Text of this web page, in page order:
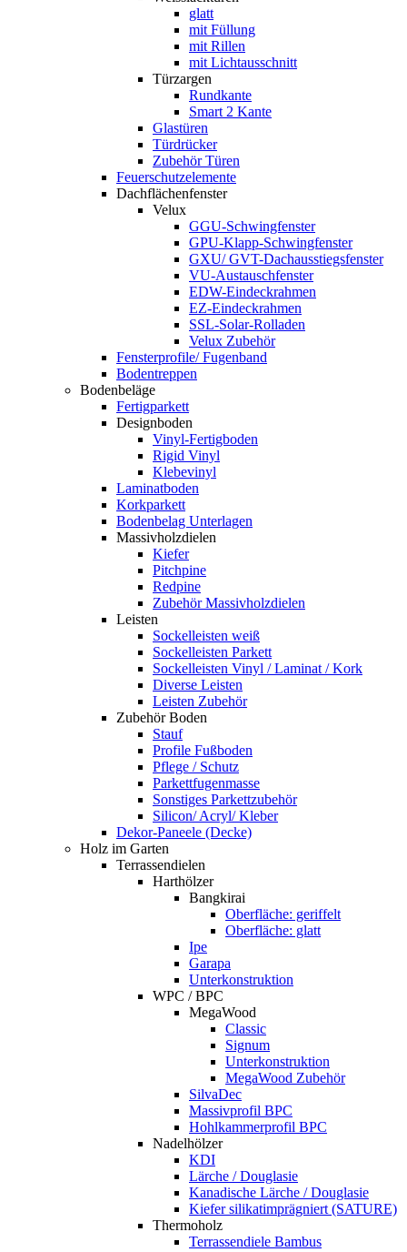
glatt
mit Füllung
mit Rillen
mit Lichtausschnitt
Türzargen
Rundkante
Smart 2 Kante
Glastüren
Türdrücker
Zubehör Türen
Feuerschutzelemente
Dachflächenfenster
Velux
GGU-Schwingfenster
GPU-Klapp-Schwingfenster
GXU/ GVT-Dachausstiegsfenster
VU-Austauschfenster
EDW-Eindeckrahmen
EZ-Eindeckrahmen
SSL-Solar-Rolladen
Velux Zubehör
Fensterprofile/ Fugenband
Bodentreppen
Bodenbeläge
Fertigparkett
Designboden
Vinyl-Fertigboden
Rigid Vinyl
Klebevinyl
Laminatboden
Korkparkett
Bodenbelag Unterlagen
Massivholzdielen
Kiefer
Pitchpine
Redpine
Zubehör Massivholzdielen
Leisten
Sockelleisten weiß
Sockelleisten Parkett
Sockelleisten Vinyl / Laminat / Kork
Diverse Leisten
Leisten Zubehör
Zubehör Boden
Stauf
Profile Fußboden
Pflege / Schutz
Parkettfugenmasse
Sonstiges Parkettzubehör
Silicon/ Acryl/ Kleber
Dekor-Paneele (Decke)
Holz im Garten
Terrassendielen
Harthölzer
Bangkirai
Oberfläche: geriffelt
Oberfläche: glatt
Ipe
Garapa
Unterkonstruktion
WPC / BPC
MegaWood
Classic
Signum
Unterkonstruktion
MegaWood Zubehör
SilvaDec
Massivprofil BPC
Hohlkammerprofil BPC
Nadelhölzer
KDI
Lärche / Douglasie
Kanadische Lärche / Douglasie
Kiefer silikatimprägniert (SATURE)
Thermoholz
Terrassendiele Bambus